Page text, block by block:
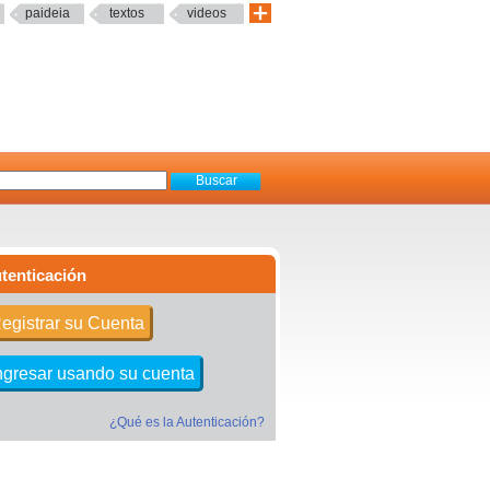
paideia textos videos
su Cuenta
usando su cuenta
¿Qué es la Autenticación?